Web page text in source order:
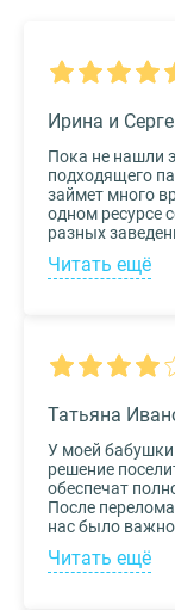
Ирина и
Пока не нашли
подходящего
займет много
одном ресурсе
разных
приоритете
хотелось бы,
подробная, что
сервис!
Читать ещё
Татьяна
У моей бабушки
решение
обеспечат
После
нас было важно
будут
на
Читать ещё